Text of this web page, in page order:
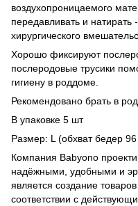
воздухопроницаемого
передавливать и
хирургического
Хорошо фиксируют
послеродовые трусики
гигиену в роддоме.
Рекомендовано брать в
В упаковке 5 шт
Размер: L (обхват бедер
Компания Babyono
надёжными, удобными и
является создание
соответствии с